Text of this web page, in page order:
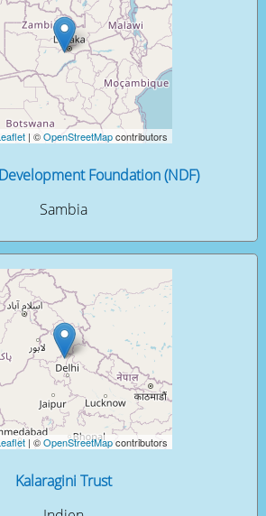
| ©OpenStreetMapcontributors
Foundation (NDF)
Sambia
| ©OpenStreetMapcontributors
Kalaragini Trust